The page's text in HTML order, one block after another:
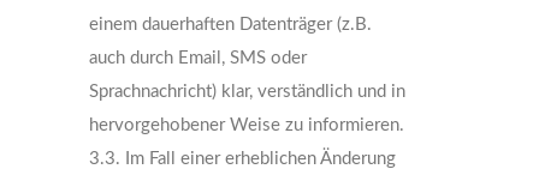
einem dauerhaften Datenträger (z.B.
auch durch Email, SMS oder
Sprachnachricht) klar, verständlich und in
hervorgehobener Weise zu informieren.
3.3. Im Fall einer erheblichen Änderung